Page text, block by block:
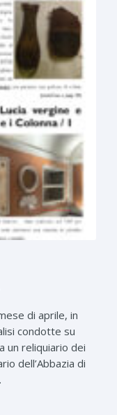
di aprile, in
condotte su
un reliquiario dei
dell’Abbazia di